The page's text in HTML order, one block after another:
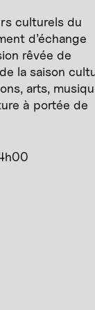
culturels du
d’échange
rêvée de
la saison
arts,
à portée de